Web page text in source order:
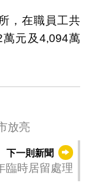
，在職員工共
元及4,094萬
市放亮
下一則新聞
臨時居留處理